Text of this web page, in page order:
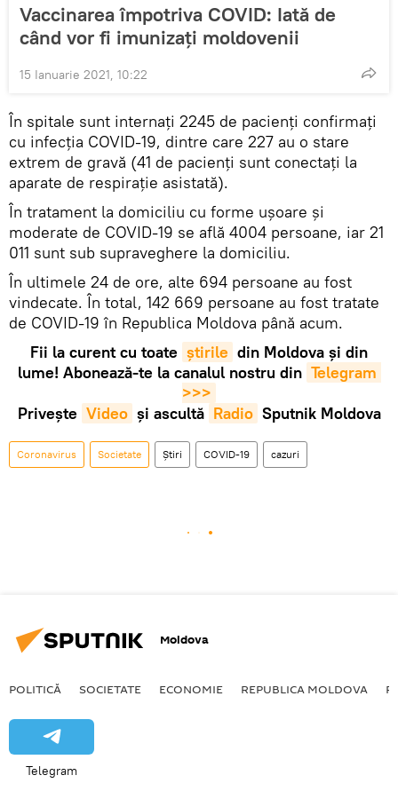
Vaccinarea împotriva COVID: Iată de
când vor fi imunizați moldovenii
15 Ianuarie 2021, 10:22
În spitale sunt internați 2245 de pacienți confirmați
cu infecția COVID-19, dintre care 227 au o stare
extrem de gravă (41 de pacienți sunt conectați la
aparate de respirație asistată).
În tratament la domiciliu cu forme ușoare și
moderate de COVID-19 se află 4004 persoane, iar 21
011 sunt sub supraveghere la domiciliu.
În ultimele 24 de ore, alte 694 persoane au fost
vindecate. În total, 142 669 persoane au fost tratate
de COVID-19 în Republica Moldova până acum.
Fii la curent cu toate știrile din Moldova și din
lume! Abonează-te la canalul nostru din Telegram
>>>
Privește Video și ascultă Radio Sputnik Moldova
Coronavirus Societate Știri COVID-19 cazuri
Moldova
POLITICĂ SOCIETATE ECONOMIE REPUBLICA MOLDOVA
Telegram